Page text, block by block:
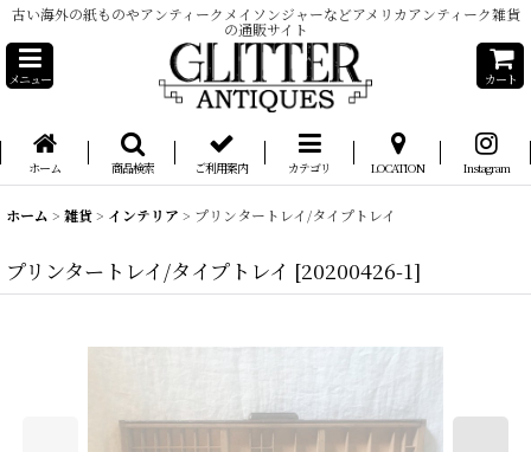
古い海外の紙ものやアンティークメイソンジャーなどアメリカアンティーク雑貨
の通販サイト
メニュー カート
ホーム 商品検索 ご利用案内 カテゴリ LOCATION Instagram
ホーム > 雑貨> インテリア > プリンタートレイ/タイプトレイ
プリンタートレイ/タイプトレイ [20200426-1]